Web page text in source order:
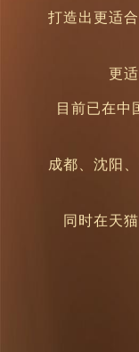
打造出更适
更
目前已在中
成都、沈阳
同时在天